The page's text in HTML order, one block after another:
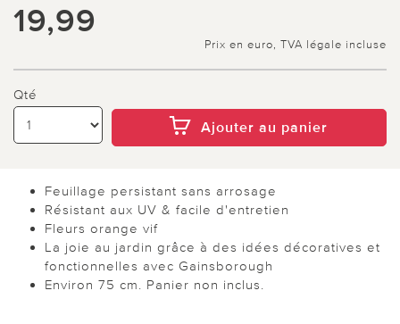
19,99
Prix en euro, TVA légale incluse
Qté
Ajouter au panier
Feuillage persistant sans arrosage
Résistant aux UV & facile d'entretien
Fleurs orange vif
La joie au jardin grâce à des idées décoratives et
fonctionnelles avec Gainsborough
Environ 75 cm. Panier non inclus.